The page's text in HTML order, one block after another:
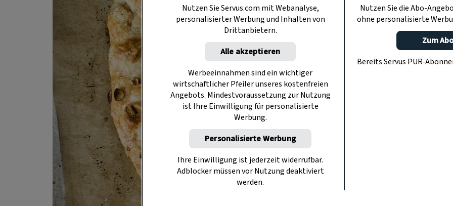
Nutzen Sie Servus.com mit Webanalyse,
personalisierter Werbung und Inhalten von
Drittanbietern.
Alle akzeptieren
Werbeeinnahmen sind ein wichtiger
wirtschaftlicher Pfeiler unseres kostenfreien
Angebots. Mindestvoraussetzung zur Nutzung
ist Ihre Einwilligung für personalisierte
Werbung.
Personalisierte Werbung
Ihre Einwilligung ist jederzeit widerrufbar.
Adblocker müssen vor Nutzung deaktiviert
werden.
Nutzen Sie die Abo-
ohne personalisierte
Zum
Bereits Servus PUR-